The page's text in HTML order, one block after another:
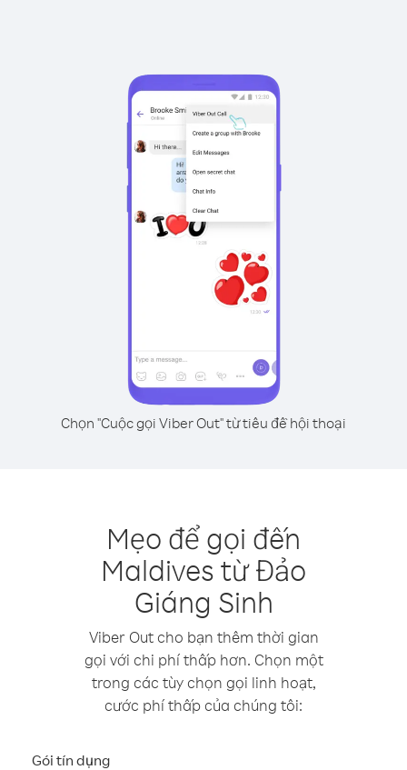
Chọn "Cuộc gọi Viber Out" từ tiêu đề hội thoại
Mẹo để gọi đến
Maldives từ Đảo
Giáng Sinh
Viber Out cho bạn thêm thời gian
gọi với chi phí thấp hơn. Chọn một
trong các tùy chọn gọi linh hoạt,
cước phí thấp của chúng tôi:
Gói tín dụng